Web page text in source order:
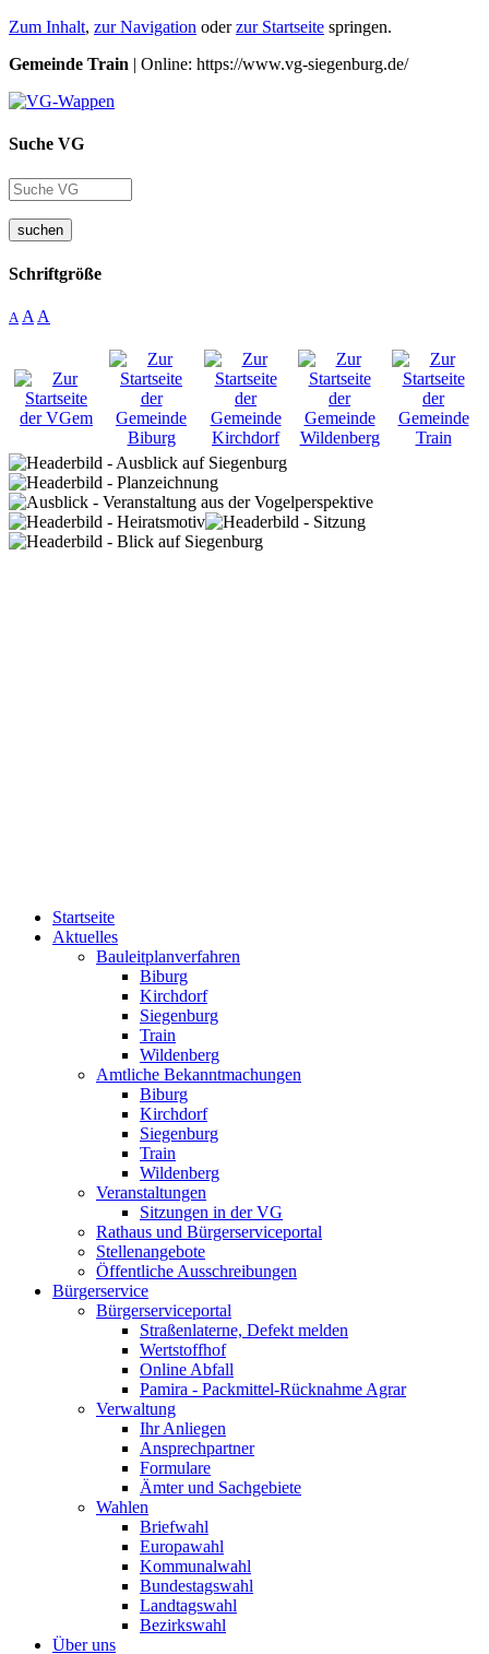
Zum Inhalt, zur Navigation oderzur Startseite springen.
Gemeinde Train | Online: https://www.vg-siegenburg.de/
Suche VG
suchen
Schriftgröße
A A A
Startseite
Aktuelles
Bauleitplanverfahren
Biburg
Kirchdorf
Siegenburg
Train
Wildenberg
Amtliche Bekanntmachungen
Biburg
Kirchdorf
Siegenburg
Train
Wildenberg
Veranstaltungen
Sitzungen in der VG
Rathaus und Bürgerserviceportal
Stellenangebote
Öffentliche Ausschreibungen
Bürgerservice
Bürgerserviceportal
Straßenlaterne, Defekt melden
Wertstoffhof
Online Abfall
Pamira - Packmittel-Rücknahme Agrar
Verwaltung
Ihr Anliegen
Ansprechpartner
Formulare
Ämter und Sachgebiete
Wahlen
Briefwahl
Europawahl
Kommunalwahl
Bundestagswahl
Landtagswahl
Bezirkswahl
Über uns